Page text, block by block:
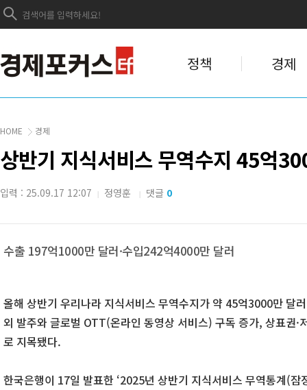
정책 경제
HOME 경제
상반기 지식서비스 무역수지 45억
입력 : 25.09.17 12:07 | 정영훈 | 댓글 0
수출 197억1000만 달러·수입242억4000만 달러
올해 상반기 우리나라 지식서비스 무역수지가 약 45억3000만 달
외 발주와 글로벌 OTT(온라인 동영상 서비스) 구독 증가, 상표권·
로 지목됐다.
한국은행이 17일 발표한 ‘2025년 상반기 지식서비스 무역통계(잠